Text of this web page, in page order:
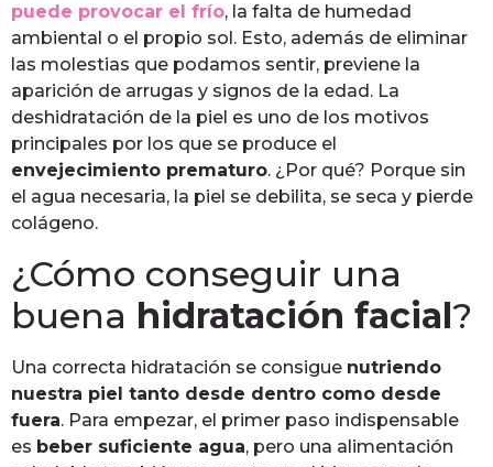
puede provocar el frío, la falta de humedad
ambiental o el propio sol. Esto, además de eliminar
las molestias que podamos sentir, previene la
aparición de arrugas y signos de la edad. La
deshidratación de la piel es uno de los motivos
principales por los que se produce el
envejecimiento prematuro. ¿Por qué? Porque sin
el agua necesaria, la piel se debilita, se seca y pierde
colágeno.
¿Cómo conseguir una
buena hidratación facial?
Una correcta hidratación se consigue nutriendo
nuestra piel tanto desde dentro como desde
fuera. Para empezar, el primer paso indispensable
es beber suficiente agua, pero una alimentación